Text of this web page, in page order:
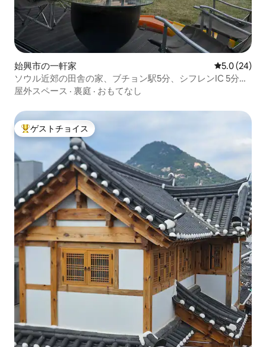
始興市の一軒家 レビュー24
5.0 (24)
ソウル近郊の田舎の家、ブチョン駅5分、シフレンIC 5分の
距離[小さな楽園]
屋外スペース · 裏庭 · おもてなし
大好評のゲストチョイスです。
ゲストチョイス